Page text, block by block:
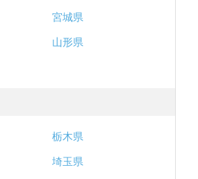
宮城県
山形県
栃木県
埼玉県